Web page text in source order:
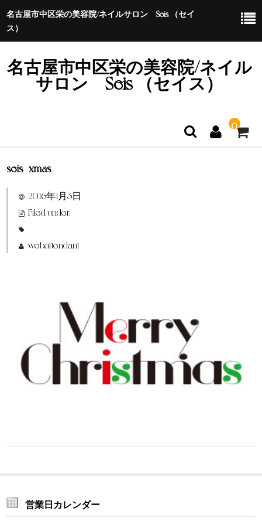
名古屋市中区栄の美容院/ネイルサロン Seis （セイ
ス）
名古屋市中区栄の美容院/ネイル
サロン Seis （セイス）
0
ホーム
特定商取引法に基づく表示
seis_xmas
2016年1月5日
Filed under:
webattendant
営業日カレンダー